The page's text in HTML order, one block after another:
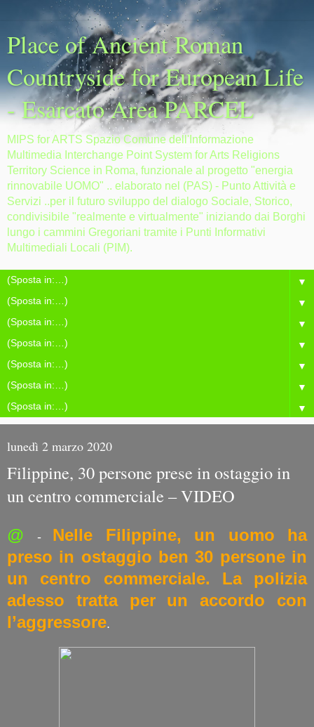
Place of Ancient Roman
Countryside for European Life
- Esarcato Area PARCEL
MIPS for ARTS Spazio Comune dell'Informazione
Multimedia Interchange Point System for Arts Religions
Territory Science in Roma, funzionale al progetto "energia
rinnovabile UOMO" .. elaborato nel (PAS) - Punto Attività e
Servizi ..per il futuro sviluppo del dialogo Sociale, Storico,
condivisibile "realmente e virtualmente" iniziando dai Borghi
lungo i cammini Gregoriani tramite i Punti Informativi
Multimediali Locali (PIM).
▼
▼
▼
▼
▼
▼
▼
lunedì 2 marzo 2020
Filippine, 30 persone prese in ostaggio in
un centro commerciale – VIDEO
@ - Nelle Filippine, un uomo ha
preso in ostaggio ben 30 persone in
un centro commerciale. La polizia
adesso tratta per un accordo con
l’aggressore.